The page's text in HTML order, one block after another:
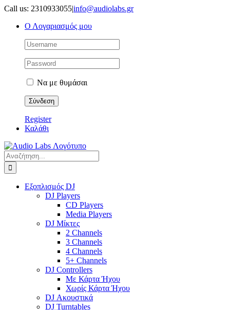
Μετάβαση
περιεχόμενο
Call us: 2310933055|info@audiolabs.gr
Ο Λογαριασμός μου
Να με θυμάσαι
Register
Καλάθι
Αναζήτηση
για:
Εξοπλισμός DJ
DJ Players
CD Players
Media Players
DJ Μίκτες
2 Channels
3 Channels
4 Channels
5+ Channels
DJ Controllers
Με Κάρτα Ήχου
Χωρίς Κάρτα Ήχου
DJ Ακουστικά
DJ Turntables